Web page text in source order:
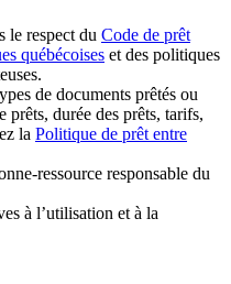
le respect du Code de prêt
québécoises et des politiques
de documents prêtés ou
durée des prêts, tarifs,
la Politique de prêt entre
ressource responsable du
à l’utilisation et à la